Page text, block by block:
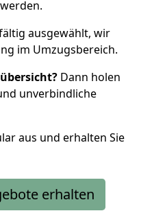
ausgewählt, wir
im Umzugsbereich.
Dann holen
unverbindliche
aus und erhalten Sie
erhalten